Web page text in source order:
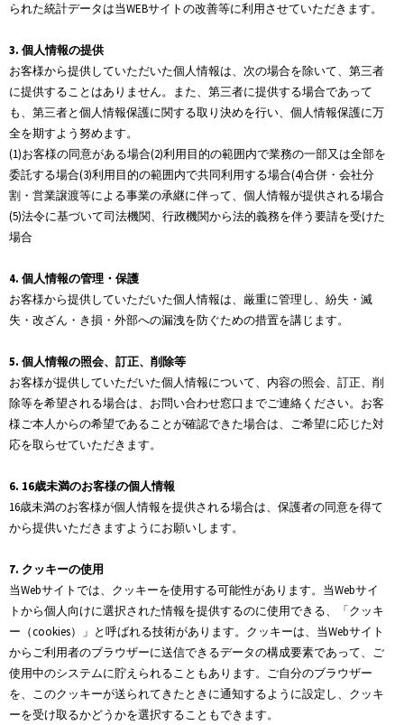
られた統計データは当WEBサイトの改善等に利用させていただきます。
3. 個人情報の提供
お客様から提供していただいた個人情報は、次の場合を除いて、第三者
に提供することはありません。また、第三者に提供する場合であって
も、第三者と個人情報保護に関する取り決めを行い、個人情報保護に万
全を期すよう努めます。
(1)お客様の同意がある場合(2)利用目的の範囲内で業務の一部又は全部を
委託する場合(3)利用目的の範囲内で共同利用する場合(4)合併・会社分
割・営業譲渡等による事業の承継に伴って、個人情報が提供される場合
(5)法令に基づいて司法機関、行政機関から法的義務を伴う要請を受けた
場合
4. 個人情報の管理・保護
お客様から提供していただいた個人情報は、厳重に管理し、紛失・滅
失・改ざん・き損・外部への漏洩を防ぐための措置を講じます。
5. 個人情報の照会、訂正、削除等
お客様が提供していただいた個人情報について、内容の照会、訂正、削
除等を希望される場合は、お問い合わせ窓口までご連絡ください。お客
様ご本人からの希望であることが確認できた場合は、ご希望に応じた対
応を取らせていただきます。
6. 16歳未満のお客様の個人情報
16歳未満のお客様が個人情報を提供される場合は、保護者の同意を得て
から提供いただきますようにお願いします。
7. クッキーの使用
当Webサイトでは、クッキーを使用する可能性があります。当Webサイ
トから個人向けに選択された情報を提供するのに使用できる、「クッキ
ー（cookies）」と呼ばれる技術があります。クッキーは、当Webサイト
からご利用者のブラウザーに送信できるデータの構成要素であって、ご
使用中のシステムに貯えられることもあります。ご自分のブラウザー
を、このクッキーが送られてきたときに通知するように設定し、クッキ
ーを受け取るかどうかを選択することもできます。